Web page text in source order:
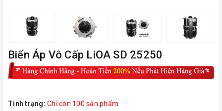
Biến Áp Vô Cấp LiOA SD 25250
Tình trạng: Chỉ còn 100 sản phẩm